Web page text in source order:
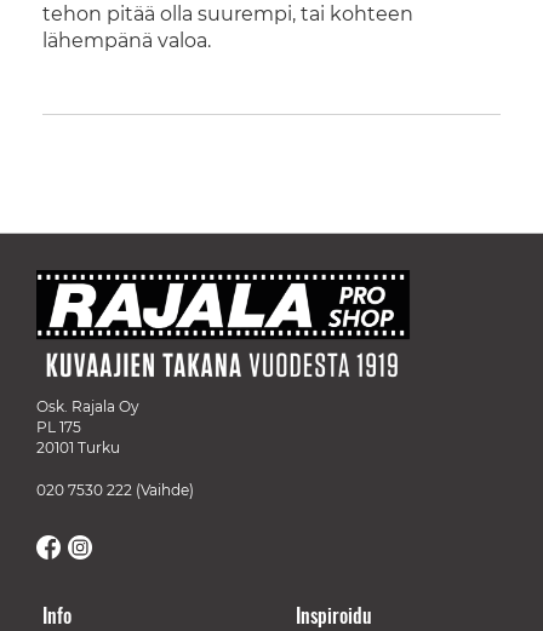
tehon pitää olla suurempi, tai kohteen
lähempänä valoa.
Osk. Rajala Oy
PL 175
20101 Turku
020 7530 222 (Vaihde)
Info Inspiroidu